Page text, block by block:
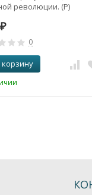
революции. (P)
₽
0